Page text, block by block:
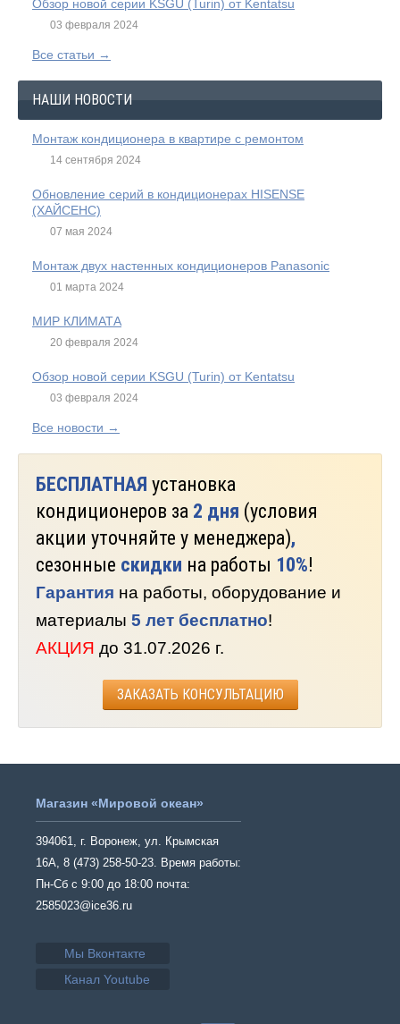
Обзор новой серии KSGU (Turin) от Kentatsu
03 февраля 2024
Все статьи →
НАШИ НОВОСТИ
Монтаж кондиционера в квартире с ремонтом
14 сентября 2024
Обновление серий в кондиционерах HISENSE
(ХАЙСЕНС)
07 мая 2024
Монтаж двух настенных кондиционеров Panasonic
01 марта 2024
МИР КЛИМАТА
20 февраля 2024
Обзор новой серии KSGU (Turin) от Kentatsu
03 февраля 2024
Все новости →
БЕСПЛАТНАЯ установка
кондиционеров за 2 дня (условия
акции уточняйте у менеджера),
сезонные скидки на работы 10%!
Гарантия на работы, оборудование и
материалы 5 лет бесплатно!
АКЦИЯ до 31.07.2026 г.
ЗАКАЗАТЬ КОНСУЛЬТАЦИЮ
Магазин «Мировой океан»
394061, г. Воронеж, ул. Крымская
16А, 8 (473) 258-50-23. Время работы:
Пн-Сб с 9:00 до 18:00 почта:
2585023@ice36.ru
Мы Вконтакте
Канал Youtube